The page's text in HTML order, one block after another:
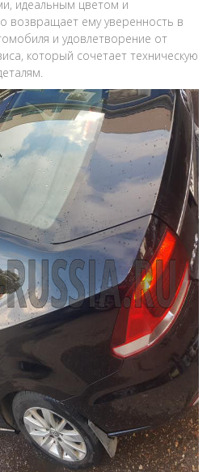
идеальным цветом и
возвращает ему уверенность в
и удовлетворение от
который сочетает техническую